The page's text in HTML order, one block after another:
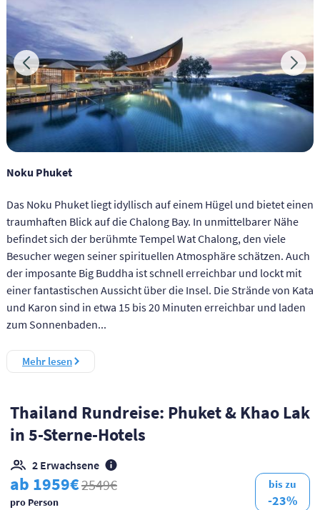
Noku Phuket
Das Noku Phuket liegt idyllisch auf einem Hügel und bietet einen
traumhaften Blick auf die Chalong Bay. In unmittelbarer Nähe
befindet sich der berühmte Tempel Wat Chalong, den viele
Besucher wegen seiner spirituellen Atmosphäre schätzen. Auch
der imposante Big Buddha ist schnell erreichbar und lockt mit
einer fantastischen Aussicht über die Insel. Die Strände von Kata
und Karon sind in etwa 15 bis 20 Minuten erreichbar und laden
zum Sonnenbaden...
Mehr lesen
Thailand Rundreise: Phuket & Khao Lak
in 5-Sterne-Hotels
2 Erwachsene
ab 1959€2549€
pro Person
bis zu
-23%